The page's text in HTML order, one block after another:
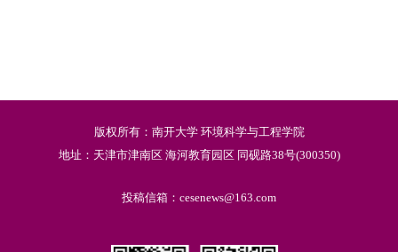
版权所有：南开大学 环境科学与工程学院
地址：天津市津南区 海河教育园区 同砚路38号(300350)
投稿信箱：cesenews@163.com